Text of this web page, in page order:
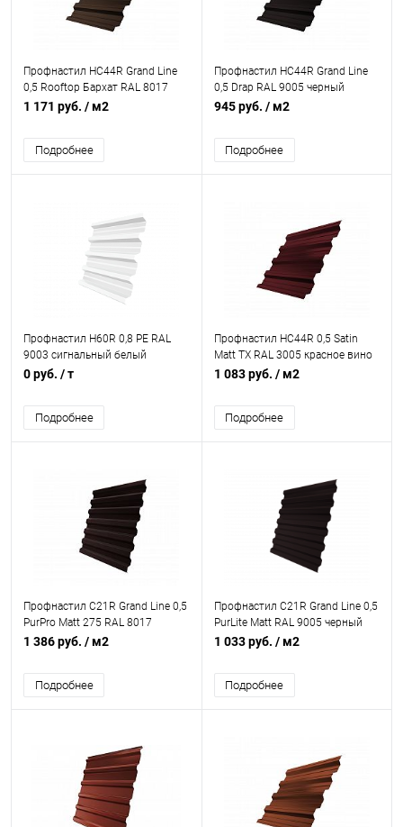
Профнастил НС44R Grand Line
0,5 Rooftop Бархат RAL 8017
шоколад
1 171 руб. / м2
Подробнее
Профнастил НС44R Grand Line
0,5 Drap RAL 9005 черный
945 руб. / м2
Подробнее
Профнастил Н60R 0,8 PE RAL
9003 сигнальный белый
0 руб. / т
Подробнее
Профнастил НС44R 0,5 Satin
Matt TX RAL 3005 красное вино
1 083 руб. / м2
Подробнее
Профнастил С21R Grand Line 0,5
PurPro Matt 275 RAL 8017
шоколад
1 386 руб. / м2
Подробнее
Профнастил С21R Grand Line 0,5
PurLite Matt RAL 9005 черный
1 033 руб. / м2
Подробнее